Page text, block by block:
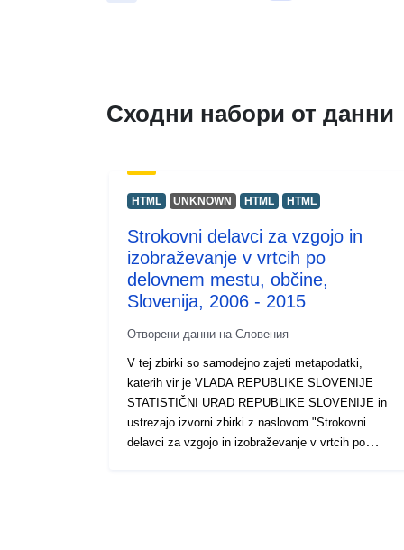
Сходни набори от данни
HTML UNKNOWN HTML HTML
Strokovni delavci za vzgojo in
izobraževanje v vrtcih po
delovnem mestu, občine,
Slovenija, 2006 - 2015
Отворени данни на Словения
V tej zbirki so samodejno zajeti metapodatki,
katerih vir je VLADA REPUBLIKE SLOVENIJE
STATISTIČNI URAD REPUBLIKE SLOVENIJE in
ustrezajo izvorni zbirki z naslovom "Strokovni
delavci za vzgojo in izobraževanje v vrtcih po